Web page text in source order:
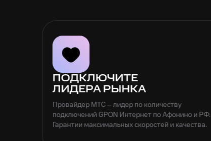
ПОДКЛЮЧИТЕ
ЛИДЕРА РЫНКА
Провайдер МТС – лидер по количеству
подключений GPON Интернет по Афонино и РФ.
Гарантии максимальных скоростей и качества.